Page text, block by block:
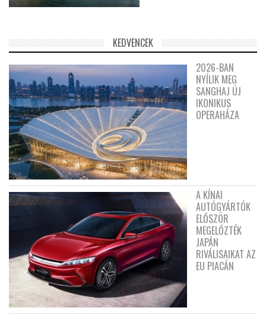
KEDVENCEK
2026-BAN
NYÍLIK MEG
SANGHAJ ÚJ
IKONIKUS
OPERAHÁZA
A KÍNAI
AUTÓGYÁRTÓK
ELŐSZÖR
MEGELŐZTÉK
JAPÁN
RIVÁLISAIKAT AZ
EU PIACÁN